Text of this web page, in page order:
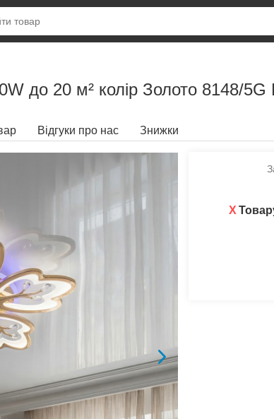
до 20 м² колір Золото 8148/
Відгуки про нас Знижки
X